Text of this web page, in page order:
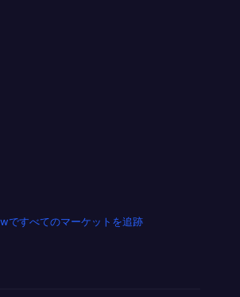
ですべてのマーケットを追跡